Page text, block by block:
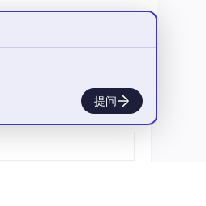
提问